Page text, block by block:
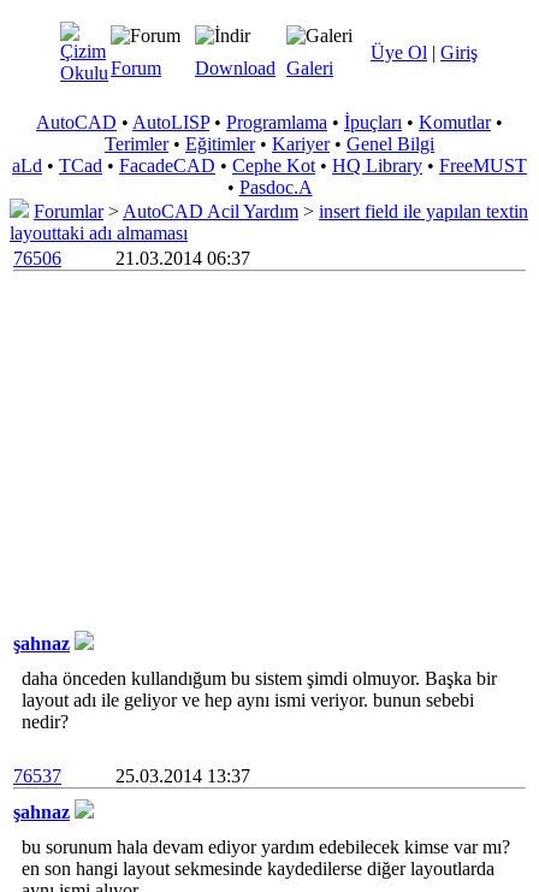
Üye Ol | Giriş
Forum Download Galeri
AutoCAD • AutoLISP• Programlama • İpuçları • Komutlar•
Terimler• Eğitimler• Kariyer• Genel Bilgi
aLd • TCad • FacadeCAD • Cephe Kot • HQ Library • FreeMUST
• Pasdoc.A
Forumlar> AutoCAD Acil Yardım > insert field ile yapılan textin
layouttaki adı almaması
76506
21.03.2014 06:37
şahnaz
daha önceden kullandığum bu sistem şimdi olmuyor. Başka bir
layout adı ile geliyor ve hep aynı ismi veriyor. bunun sebebi
nedir?
76537
25.03.2014 13:37
şahnaz
bu sorunum hala devam ediyor yardım edebilecek kimse var mı?
en son hangi layout sekmesinde kaydedilerse diğer layoutlarda